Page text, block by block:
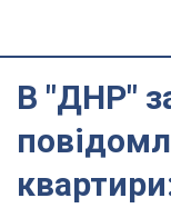
В "ДНР"